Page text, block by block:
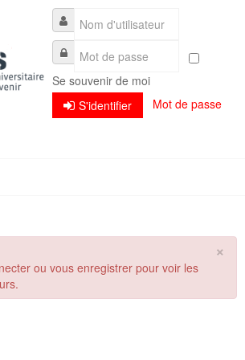
Se souvenir de moi
S'identifier
Mot de passe
×
ou vous enregistrer pour voir les